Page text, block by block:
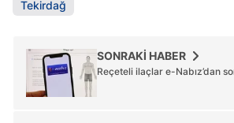
Tekirdağ
SONRAKİ HABER
Reçeteli ilaçlar e-Nabız’dan